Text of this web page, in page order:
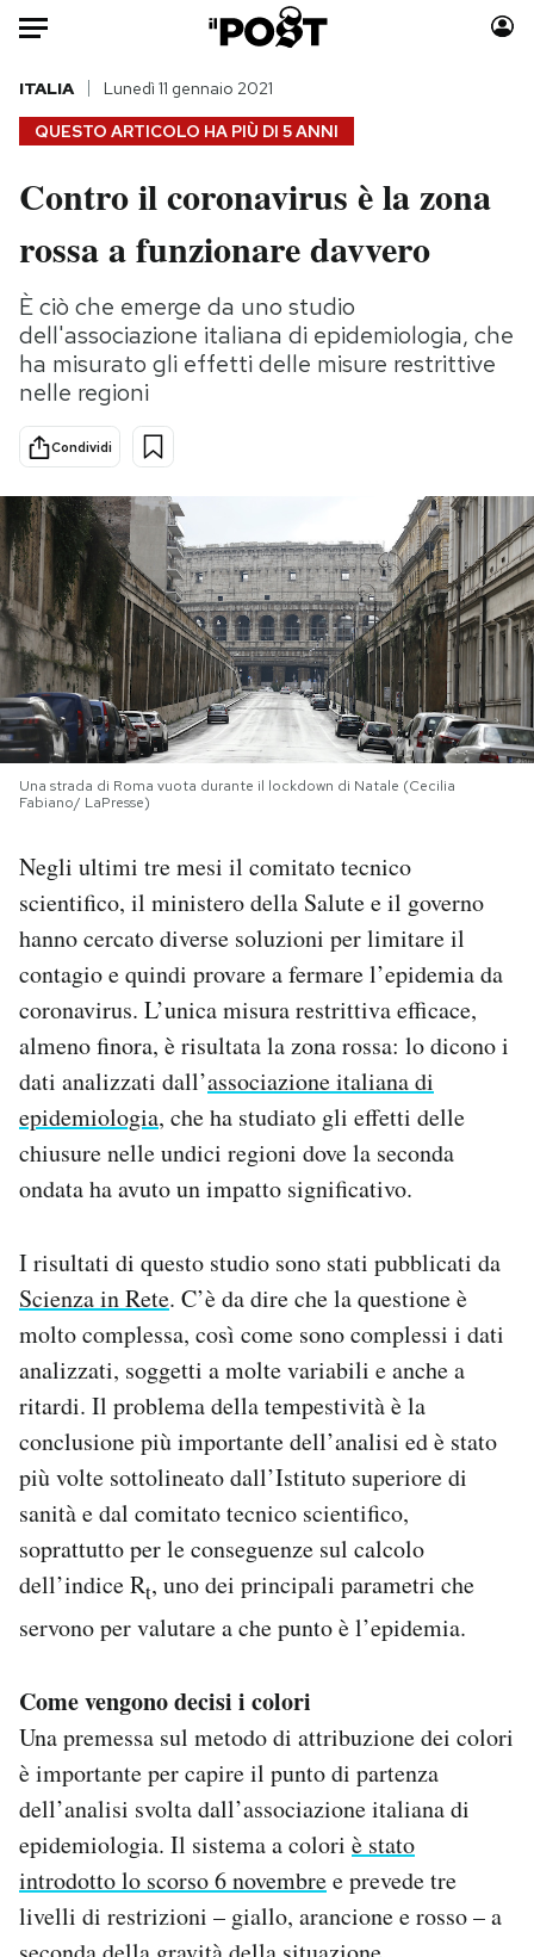
Auto
HOME
Italia
Politica
Tecnologia
Internet
Scienza
Cultura
Economia
Moda
Consumismi
Storie/Idee
Ok Boomer!
Media
PODCAST
NEWSLETTER
I MIEI PREFERITI
SHOP
CALENDARIO
AREA PERSONALE
Area Personale
Newsletter
Notifiche mobile
Regala il Post
Hai bisogno di aiuto?
Esci
QUESTO ARTICOLO HA PIÙ DI 5 ANNI
ITALIA Lunedì 11 gennaio 2021
Contro il coronavirus è la zona
rossa a funzionare davvero
È ciò che emerge da uno studio
dell'associazione italiana di epidemiologia, che
ha misurato gli effetti delle misure restrittive
nelle regioni
Condividi
Una strada di Roma vuota durante il lockdown di Natale (Cecilia
Fabiano/ LaPresse)
Negli ultimi tre mesi il comitato tecnico
scientifico, il ministero della Salute e il governo
hanno cercato diverse soluzioni per limitare il
contagio e quindi provare a fermare l’epidemia da
coronavirus. L’unica misura restrittiva efficace,
almeno finora, è risultata la zona rossa: lo dicono i
dati analizzati dall’associazione italiana di
epidemiologia, che ha studiato gli effetti delle
chiusure nelle undici regioni dove la seconda
ondata ha avuto un impatto significativo.
I risultati di questo studio sono stati pubblicati da
Scienza in Rete. C’è da dire che la questione è
molto complessa, così come sono complessi i dati
analizzati, soggetti a molte variabili e anche a
ritardi. Il problema della tempestività è la
conclusione più importante dell’analisi ed è stato
più volte sottolineato dall’Istituto superiore di
sanità e dal comitato tecnico scientifico,
soprattutto per le conseguenze sul calcolo
dell’indice Rt, uno dei principali parametri che
servono per valutare a che punto è l’epidemia.
Come vengono decisi i colori
Una premessa sul metodo di attribuzione dei colori
è importante per capire il punto di partenza
dell’analisi svolta dall’associazione italiana di
epidemiologia. Il sistema a colori è stato
introdotto lo scorso 6 novembree prevede tre
livelli di restrizioni – giallo, arancione e rosso – a